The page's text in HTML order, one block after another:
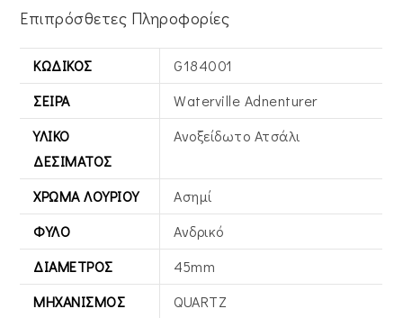
Επιπρόσθετες Πληροφορίες
ΚΩΔΙΚΌΣ
G184001
ΣΕΙΡΆ
Waterville Adnenturer
ΥΛΙΚΌ
ΔΕΣΊΜΑΤΟΣ
Ανοξείδωτο Ατσάλι
ΧΡΏΜΑ ΛΟΥΡΙΟΎ
Ασημί
ΦΎΛΟ
Ανδρικό
ΔΙΆΜΕΤΡΟΣ
45mm
ΜΗΧΑΝΙΣΜΌΣ
QUARTZ